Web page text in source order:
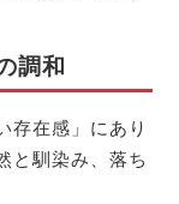
調和
存在感」にあり
と馴染み、落ち